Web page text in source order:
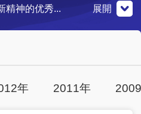
精神的优秀...
展開
年 2011年